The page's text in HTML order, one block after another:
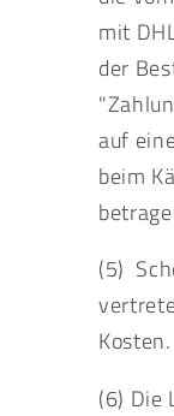
mit
der
auf
beim
(5)
Kosten.
(6) Die